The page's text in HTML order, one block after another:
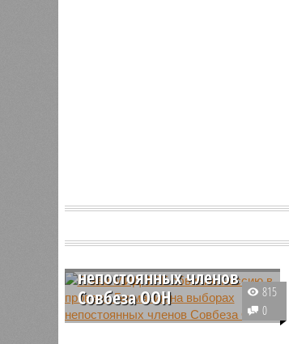
Глава МИД ФРГ обвинил
Россию в провале
непостоянных членов
Совбеза ООН
Глава внешнеполитического
815
0